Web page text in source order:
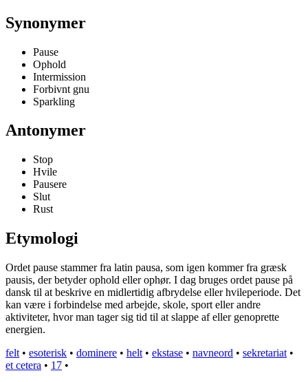
Synonymer
Pause
Ophold
Intermission
Forbivnt gnu
Sparkling
Antonymer
Stop
Hvile
Pausere
Slut
Rust
Etymologi
Ordet pause stammer fra latin pausa, som igen kommer fra græsk
pausis, der betyder ophold eller ophør. I dag bruges ordet pause på
dansk til at beskrive en midlertidig afbrydelse eller hvileperiode. Det
kan være i forbindelse med arbejde, skole, sport eller andre
aktiviteter, hvor man tager sig tid til at slappe af eller genoprette
energien.
felt • esoterisk • dominere • helt • ekstase • navneord • sekretariat •
et cetera • 17 •